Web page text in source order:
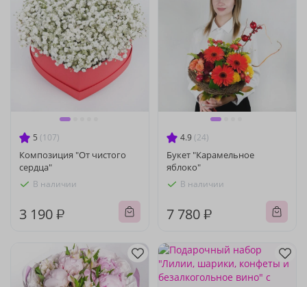
5 (107)
Композиция "От чистого
сердца"
В наличии
3 190 ₽
4.9 (24)
Букет "Карамельное
яблоко"
В наличии
7 780 ₽